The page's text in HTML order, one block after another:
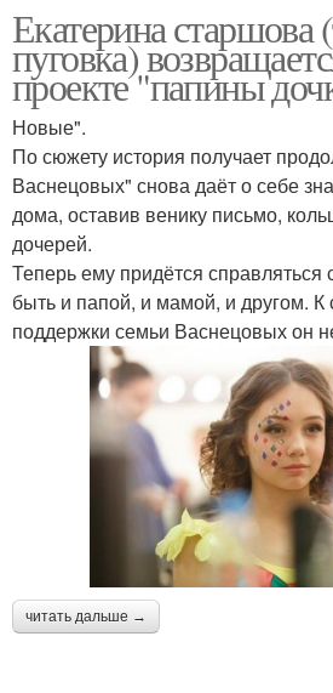
Екатерина старшова
пуговка)
проекте "папины
Новые".
По сюжету история получает
Васнецовых" снова даёт о себе
дома, оставив венику письмо,
дочерей.
Теперь ему придётся справляться
быть и папой, и мамой, и другом. К
поддержки семьи Васнецовых он
читать дальше →